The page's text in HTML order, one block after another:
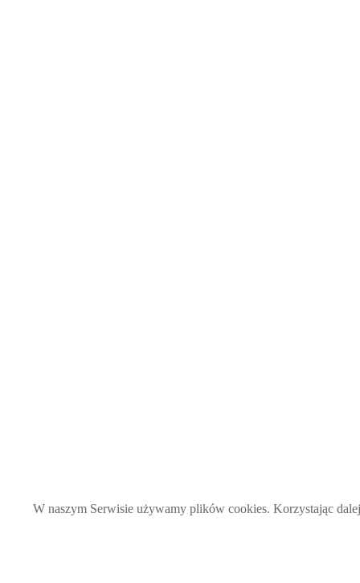
W naszym Serwisie używamy plików cookies. Korzystając